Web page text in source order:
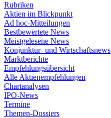
Rubriken
Aktien im Blickpunkt
Ad hoc-Mitteilungen
Bestbewertete News
Meistgelesene News
Konjunktur- und Wirtschaftsnews
Marktberichte
Empfehlungsübersicht
Alle Aktienempfehlungen
Chartanalysen
IPO-News
Termine
Themen-Dossiers